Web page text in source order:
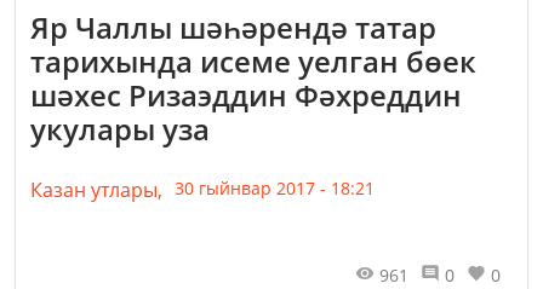
Яр Чаллы шәһәрендә татар
тарихында исеме уелган бөек
шәхес Ризаэддин Фәхреддин
укулары уза
Казан утлары, 30 гыйнвар 2017 - 18:21
961 0 0